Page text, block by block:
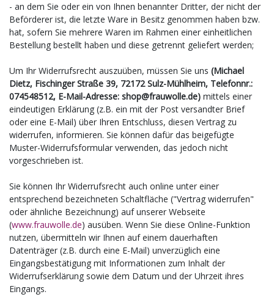
- an dem Sie oder ein von Ihnen benannter Dritter, der nicht der
Beförderer ist, die letzte Ware in Besitz genommen haben bzw.
hat, sofern Sie mehrere Waren im Rahmen einer einheitlichen
Bestellung bestellt haben und diese getrennt geliefert werden;
Um Ihr Widerrufsrecht auszuüben, müssen Sie uns (Michael
Dietz, Fischinger Straße 39, 72172 Sulz-Mühlheim, Telefonnr.:
074548512, E-Mail-Adresse: shop@frauwolle.de) mittels einer
eindeutigen Erklärung (z.B. ein mit der Post versandter Brief
oder eine E-Mail) über Ihren Entschluss, diesen Vertrag zu
widerrufen, informieren. Sie können dafür das beigefügte
Muster-Widerrufsformular verwenden, das jedoch nicht
vorgeschrieben ist.
Sie können Ihr Widerrufsrecht auch online unter einer
entsprechend bezeichneten Schaltfläche ("Vertrag widerrufen"
oder ähnliche Bezeichnung) auf unserer Webseite
(www.frauwolle.de) ausüben. Wenn Sie diese Online-Funktion
nutzen, übermitteln wir Ihnen auf einem dauerhaften
Datenträger (z.B. durch eine E-Mail) unverzüglich eine
Eingangsbestätigung mit Informationen zum Inhalt der
Widerrufserklärung sowie dem Datum und der Uhrzeit ihres
Eingangs.